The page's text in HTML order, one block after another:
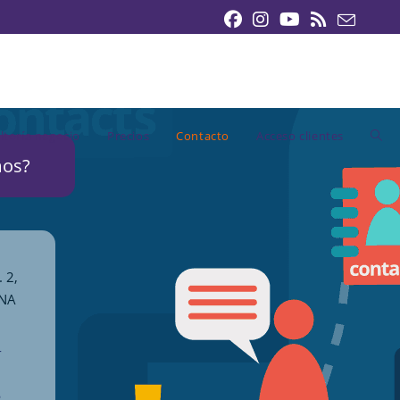
negocio Precios Contacto Acceso clientes
2,